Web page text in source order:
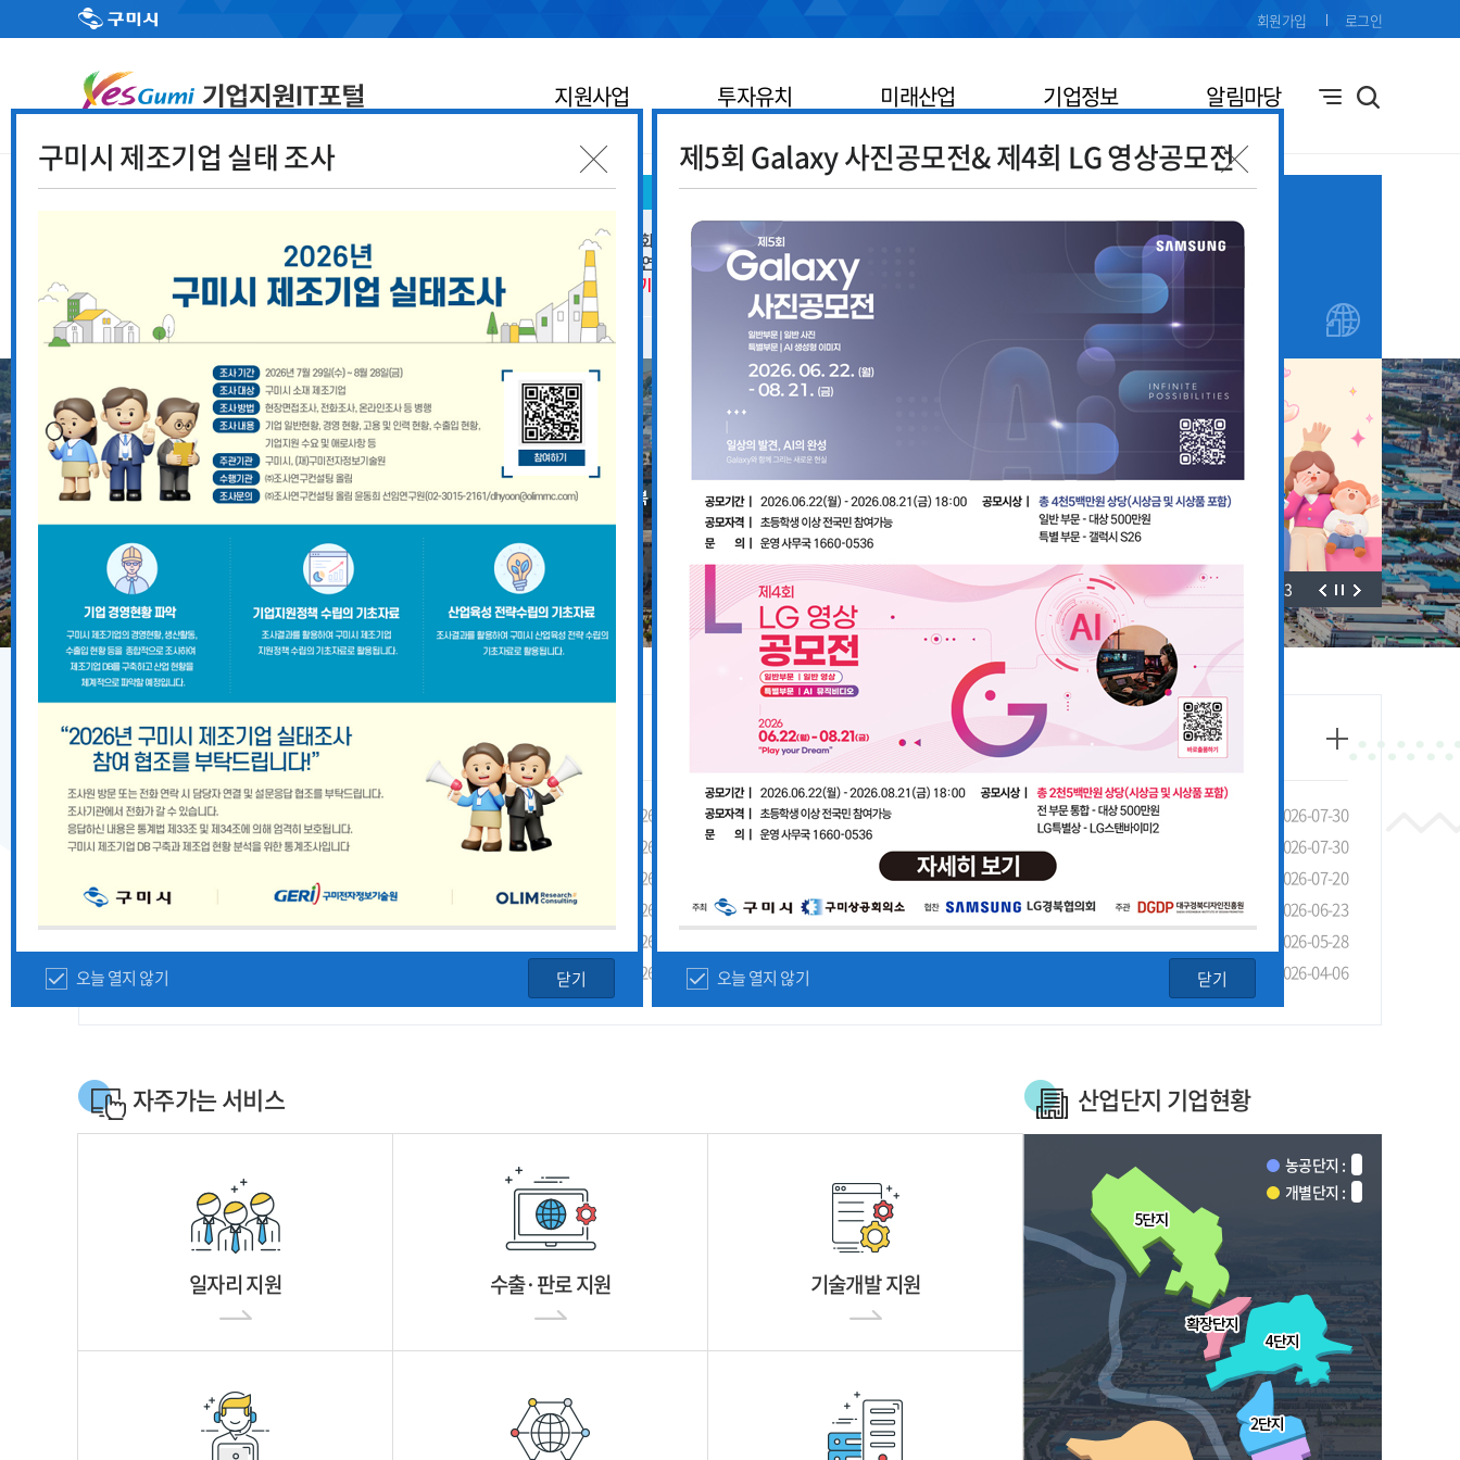
지원사업 투자유치 미래산업 기업정보 알림마당
회원가입 로그인
제5회 Galaxy 사진공모전& 제4회 LG 영상공모전
오늘 열지 않기 닫기
구미시 제조기업 실태 조사
오늘 열지 않기 닫기
기업애로
창업지원
안내
/3
기업지원 공고
2026-08-03
2026년 8월 구미시 중소기업 시설자금 융자지원 안내
2026-07-27
2026-07-10
2026-07-08
2026-07-01
경상북도 중대재해 예방 사각지대 해소 지원사업 모집공고
2026-06-26
공지사항
「2026년 구미시 제조기업 실태조사」실시 안내 및 협조 요청
2026-07-30
[장애인복지과] 장애인 고용개선 장려금 제도 안내
2026-07-30
2026년 구미시 시민안전보험 안내
2026-07-20
제5회 Galaxy 사진공모전& 제4회 LG 영상공모전 개최
2026-06-23
2026-05-28
2026년 가족친화기업 인증 신청 안내
2026-04-06
자주가는 서비스
일자리 지원 수출·판로 지원 기술개발 지원
산업단지 기업현황
농공단지 :
개별단지 :